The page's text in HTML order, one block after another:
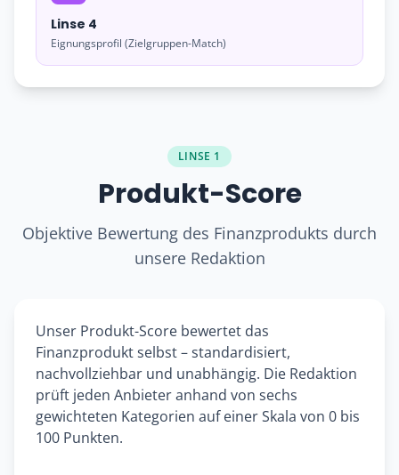
Linse 4
Eignungsprofil (Zielgruppen-Match)
LINSE 1
Produkt-Score
Objektive Bewertung des Finanzprodukts durch
unsere Redaktion
Unser Produkt-Score bewertet das
Finanzprodukt selbst – standardisiert,
nachvollziehbar und unabhängig. Die Redaktion
prüft jeden Anbieter anhand von sechs
gewichteten Kategorien auf einer Skala von 0 bis
100 Punkten.